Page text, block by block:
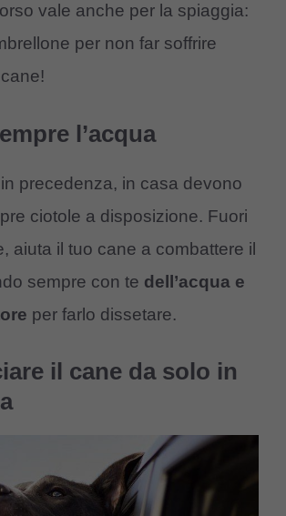
vale anche per la spiaggia:
per non far soffrire
l’acqua
precedenza, in casa devono
ciotole a disposizione. Fuori
aiuta il tuo cane a combattere il
sempre con te dell’acqua e
per farlo dissetare.
il cane da solo in